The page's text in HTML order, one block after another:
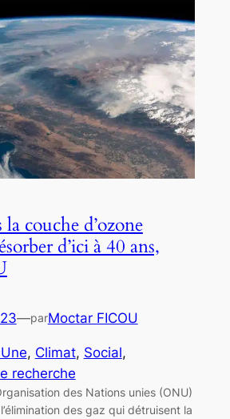
couche d’ozone
d’ici à 40 ans,
—parMoctar FICOU
, Climat, Social
recherche
des Nations unies (ONU)
des gaz qui détruisent la